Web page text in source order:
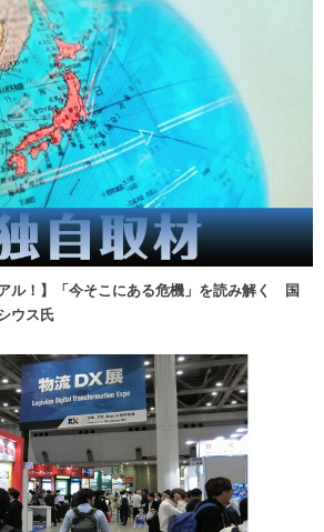
ル！】「今そこにある危機」を読み解く 国
ウス氏